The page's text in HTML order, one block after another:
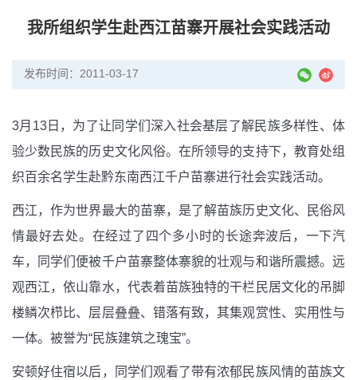
我所组织学生赴西江苗寨开展社会实践活动
发布时间：2011-03-17
3月13日，为了让同学们深入社会基层了解民族多样性、体
验少数民族的历史文化风俗。在所领导的支持下，教育处组
织百余名学生赴黔东南西江千户苗寨进行社会实践活动。
西江，作为世界最大的苗寨，是了解苗族历史文化、民俗风
情最好去处。在经过了四个多小时的长途奔波后，一下汽
车，同学们便被千户苗寨整体寨貌的壮观与和谐所震撼。远
观西江，依山靠水，代表着苗族独特的干栏 民居文化的吊脚
楼鳞次栉比、层层叠叠、错落有致，其集观赏性、实用性与
一体。被誉为“民族建筑之瑰宝”。
安顿好住宿以后，同学们观看了带有浓郁民族风情的苗族文